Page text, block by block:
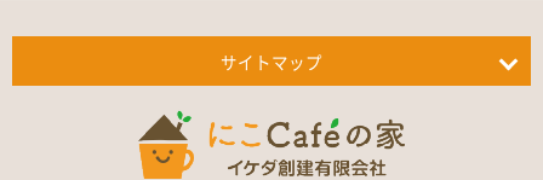
サイトマップ